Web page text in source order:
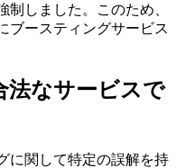
しました。このため、
ブースティングサービス
法なサービスで
に関して特定の誤解を持